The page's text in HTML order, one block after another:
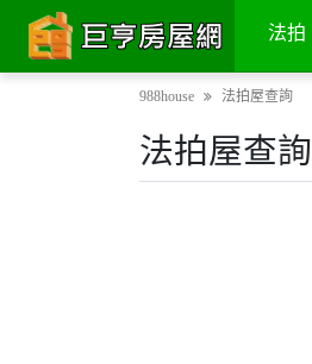
法拍
988house 法拍屋查詢
法拍屋查詢